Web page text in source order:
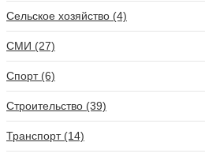
Сельское хозяйство (4)
СМИ (27)
Спорт (6)
Строительство (39)
Транспорт (14)